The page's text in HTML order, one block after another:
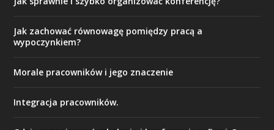
Jak zachować równowagę pomiędzy pracą a
wypoczynkiem?
Morale pracowników i jego znaczenie
Integracja pracowników.